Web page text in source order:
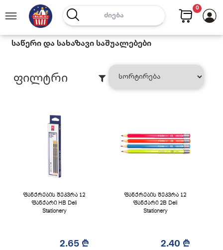
0
Საწერი Და Სახაზავი Საშუალებები
Ფილტრი
ფანქრების შეკვრა 12
ფანქარი HB Deli
Stationery
2.65 ₾
ფანქრების შეკვრა 12
ფანქარი 2B Deli
Stationery
2.40 ₾